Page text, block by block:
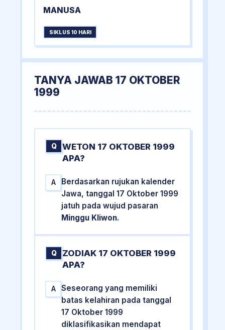
MANUSA
SIKLUS 10 HARI
TANYA JAWAB 17 OKTOBER
1999
Q
WETON 17 OKTOBER 1999
APA?
A
Berdasarkan rujukan kalender
Jawa, tanggal 17 Oktober 1999
jatuh pada wujud pasaran
Minggu Kliwon.
Q
ZODIAK 17 OKTOBER 1999
APA?
A
Seseorang yang memiliki
batas kelahiran pada tanggal
17 Oktober 1999
diklasifikasikan mendapat